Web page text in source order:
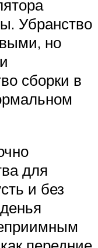
Убранство
но
сборки в
для
и без